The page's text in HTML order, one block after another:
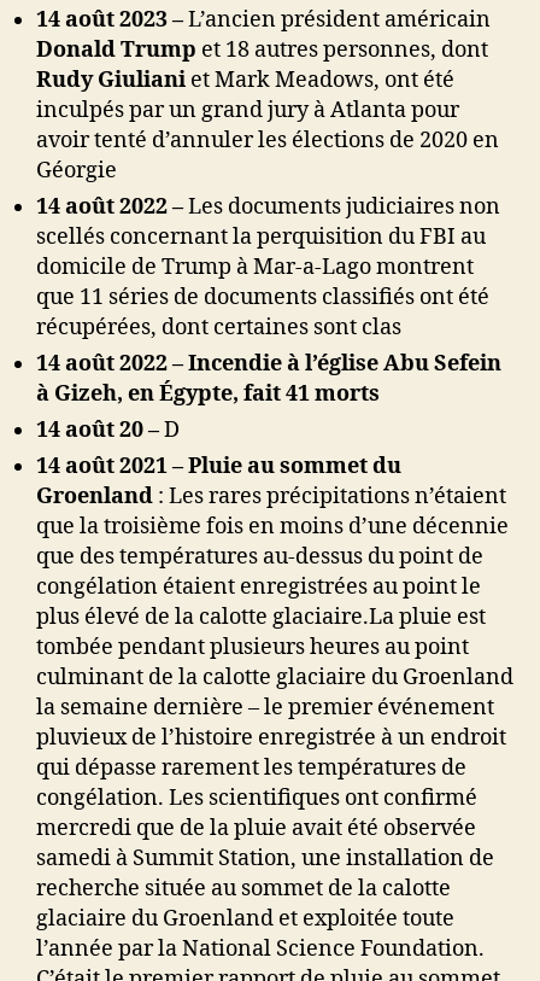
14 août 2023 –L’ancien président américain
Donald Trump et 18 autres personnes, dont
Rudy Giuliani et Mark Meadows, ont été
inculpés par un grand jury à Atlanta pour
avoir tenté d’annuler les élections de 2020 en
Géorgie
14 août 2022 –Les documents judiciaires non
scellés concernant la perquisition du FBI au
domicile de Trump à Mar-a-Lago montrent
que 11 séries de documents classifiés ont été
récupérées, dont certaines sont clas
14 août 2022 – Incendie à l’église Abu Sefein
à Gizeh, en Égypte, fait 41 morts
14 août 20 –D
14 août 2021 –Pluie au sommet du
Groenland : Les rares précipitations n’étaient
que la troisième fois en moins d’une décennie
que des températures au-dessus du point de
congélation étaient enregistrées au point le
plus élevé de la calotte glaciaire.La pluie est
tombée pendant plusieurs heures au point
culminant de la calotte glaciaire du Groenland
la semaine dernière – le premier événement
pluvieux de l’histoire enregistrée à un endroit
qui dépasse rarement les températures de
congélation. Les scientifiques ont confirmé
mercredi que de la pluie avait été observée
samedi à Summit Station, une installation de
recherche située au sommet de la calotte
glaciaire du Groenland et exploitée toute
l’année par la National Science Foundation.